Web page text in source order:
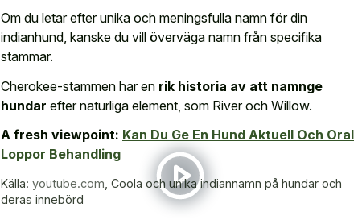
Om du letar efter unika och meningsfulla namn för din
indianhund, kanske du vill överväga namn från specifika
stammar.
Cherokee-stammen har en rik historia av att namnge
hundar efter naturliga element, som River och Willow.
A fresh viewpoint: Kan Du Ge En Hund Aktuell Och Oral
Loppor Behandling
Källa: youtube.com Coola och unika indiannamn på hundar och
deras innebörd